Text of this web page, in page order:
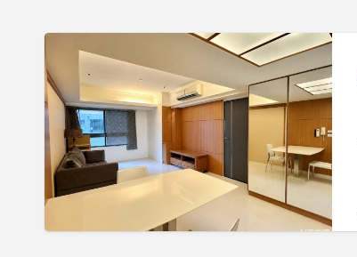
萬/
台
中
市
南
區
工
學
路
林
凱
撒
3
房
2
廳
2